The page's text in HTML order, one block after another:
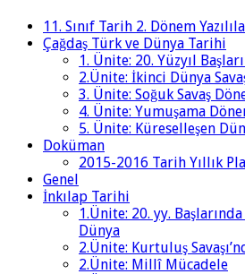
11. Sınıf Tarih 2. Dönem
Çağdaş Türk ve Dünya Tarihi
1. Ünite: 20. Yüzyıl
2.Ünite: İkinci Dünya
3. Ünite: Soğuk Savaş
4. Ünite: Yumuşama
5. Ünite: Küreselleşen
Doküman
2015-2016 Tarih Yıllık
Genel
İnkılap Tarihi
1.Ünite: 20. yy.
Dünya
2.Ünite: Kurtuluş
2.Ünite: Millî Mücadele